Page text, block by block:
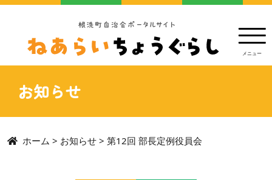
お知らせ
ホーム > お知らせ > 第12回 部長定例役員会